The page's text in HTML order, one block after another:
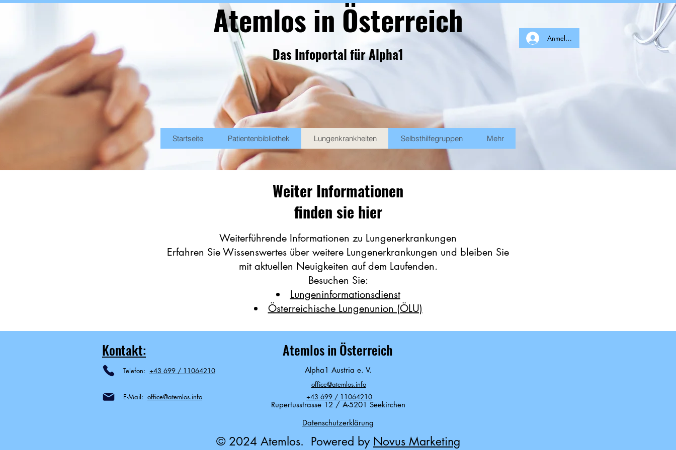
Atemlos in Österreich
Das Infoportal für Alpha1
Startseite Patientenbibliothek Lungenkrankheiten Selbsthilfegruppen Mehr
Anmelden
Weiter Informationen
finden sie hier
Weiterführende Informationen zu Lungenerkrankungen
Erfahren Sie Wissenswertes über weitere Lungenerkrankungen und bleiben Sie
mit aktuellen Neuigkeiten auf dem Laufenden.
Besuchen Sie:
Lungeninformationsdienst
Österreichische Lungenunion (ÖLU)
Kontakt: Atemlos in Österreich
Telefon: +43 699 / 11064210 Alpha1 Austria e. V.
Rupertusstrasse 12 / A-5201 Seekirchen
E-Mail: office@atemlos.info
Datenschutzerklärung
© 2024 Atemlos. Powered by Novus Marketing
office@atemlos.info
+43 699 / 11064210